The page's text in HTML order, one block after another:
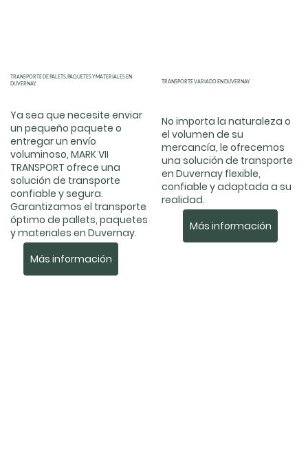
TRANSPORTE DE PALETS, PAQUETES Y MATERIALES EN
DUVERNAY.
Ya sea que necesite enviar
un pequeño paquete o
entregar un envío
voluminoso, MARK VII
TRANSPORT ofrece una
solución de transporte
confiable y segura.
Garantizamos el transporte
óptimo de pallets, paquetes
y materiales en Duvernay.
Más información
TRANSPORTE VARIADO EN DUVERNAY
No importa la naturaleza o
el volumen de su
mercancía, le ofrecemos
una solución de transporte
en Duvernay flexible,
confiable y adaptada a su
realidad.
Más información